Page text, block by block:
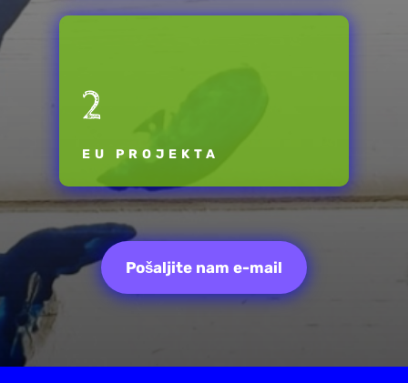
2
EU PROJEKTA
Pošaljite nam e-mail